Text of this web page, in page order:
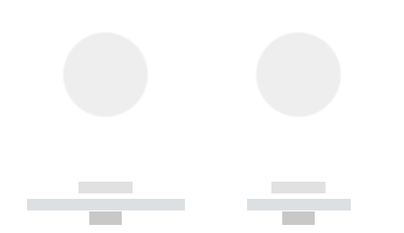
------------
----------- ----------- -----------
------------
----------- -----------